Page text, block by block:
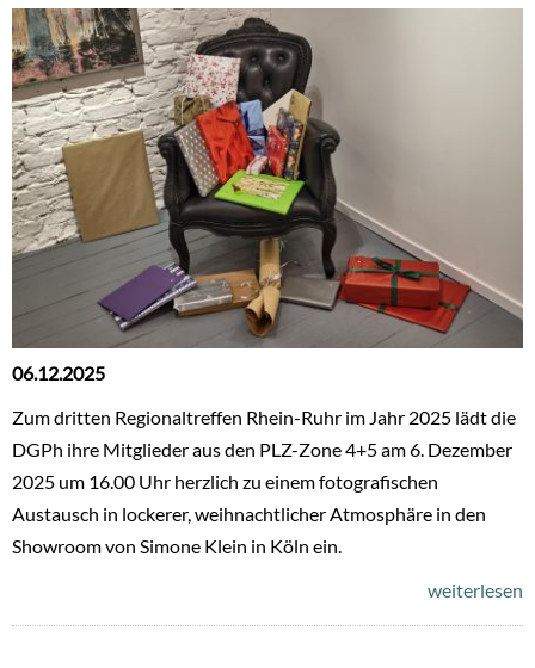
06.12.2025
Zum dritten Regionaltreffen Rhein-Ruhr im Jahr 2025 lädt die
DGPh ihre Mitglieder aus den PLZ-Zone 4+5 am 6. Dezember
2025 um 16.00 Uhr herzlich zu einem fotografischen
Austausch in lockerer, weihnachtlicher Atmosphäre in den
Showroom von Simone Klein in Köln ein.
weiterlesen